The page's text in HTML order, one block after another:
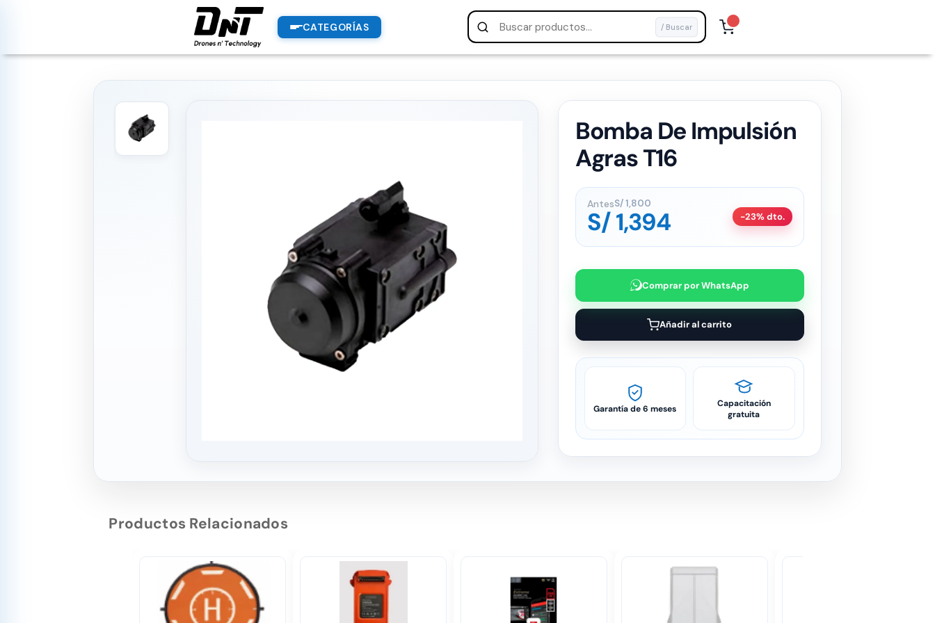
CATEGORÍAS / Buscar
Bomba De Impulsión
Agras T16
AntesS/1,800
S/1,394 -23% dto.
Comprar por WhatsApp
Añadir al carrito
Garantía de 6 meses
Capacitación
gratuita
Productos Relacionados
PRODUCTOS
productos destacados